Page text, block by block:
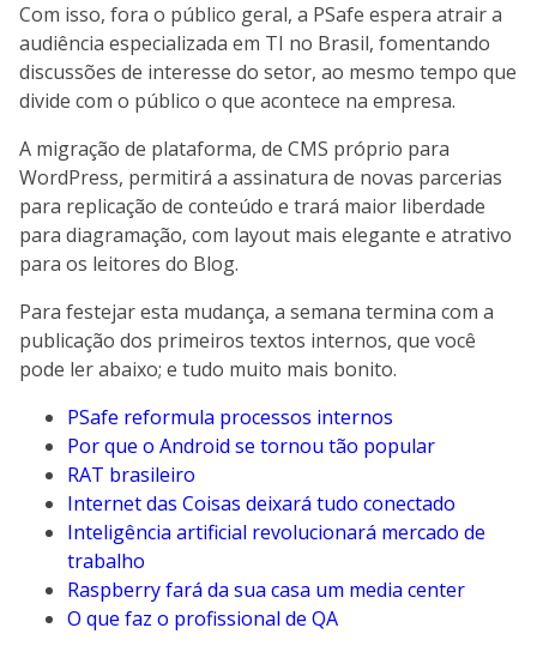
Com isso, fora o público geral, a PSafe espera atrair a
audiência especializada em TI no Brasil, fomentando
discussões de interesse do setor, ao mesmo tempo que
divide com o público o que acontece na empresa.
A migração de plataforma, de CMS próprio para
WordPress, permitirá a assinatura de novas parcerias
para replicação de conteúdo e trará maior liberdade
para diagramação, com layout mais elegante e atrativo
para os leitores do Blog.
Para festejar esta mudança, a semana termina com a
publicação dos primeiros textos internos, que você
pode ler abaixo; e tudo muito mais bonito.
PSafe reformula processos internos
Por que o Android se tornou tão popular
RAT brasileiro
Internet das Coisas deixará tudo conectado
Inteligência artificial revolucionará mercado de
trabalho
Raspberry fará da sua casa um media center
O que faz o profissional de QA